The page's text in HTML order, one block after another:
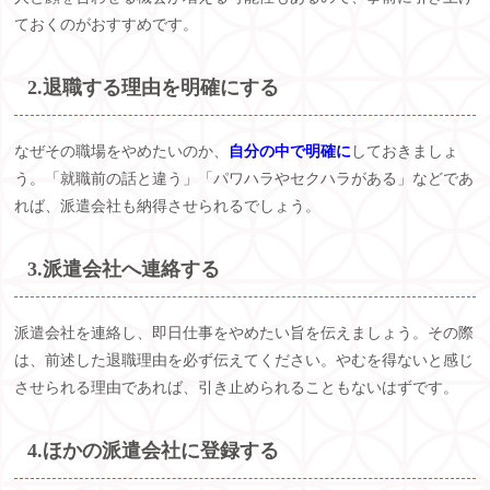
ておくのがおすすめです。
2.退職する理由を明確にする
なぜその職場をやめたいのか、 自分の中で明確に しておきましょ
う。「就職前の話と違う」「パワハラやセクハラがある」などであ
れば、派遣会社も納得させられるでしょう。
3.派遣会社へ連絡する
派遣会社を連絡し、即日仕事をやめたい旨を伝えましょう。その際
は、前述した退職理由を必ず伝えてください。やむを得ないと感じ
させられる理由であれば、引き止められることもないはずです。
4.ほかの派遣会社に登録する